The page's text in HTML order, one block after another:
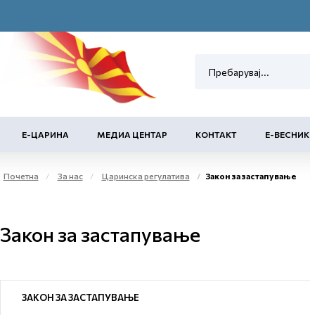
Е-ЦАРИНА МЕДИА ЦЕНТАР КОНТАКТ Е-ВЕСНИК
Почетна За нас Царинска регулатива Закон за застапување
Закон за застапување
ЗАКОН ЗА ЗАСТАПУВАЊЕ